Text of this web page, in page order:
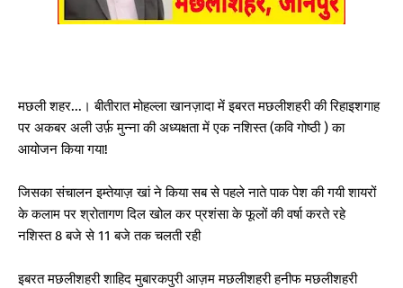
मछली शहर...। बीतीरात मोहल्ला खानज़ादा में इबरत मछलीशहरी की रिहाइशगाह
पर अकबर अली उर्फ़ मुन्ना की अध्यक्षता में एक नशिस्त (कवि गोष्ठी ) का
आयोजन किया गया!
जिसका संचालन इम्तेयाज़ खां ने किया सब से पहले नाते पाक पेश की गयी शायरों
के कलाम पर श्रोतागण दिल खोल कर प्रशंसा के फूलों की वर्षा करते रहे
नशिस्त 8 बजे से 11 बजे तक चलती रही
इबरत मछलीशहरी शाहिद मुबारकपुरी आज़म मछलीशहरी हनीफ मछलीशहरी